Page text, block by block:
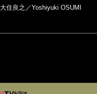
大住良之／Yoshiyuki OSUMI